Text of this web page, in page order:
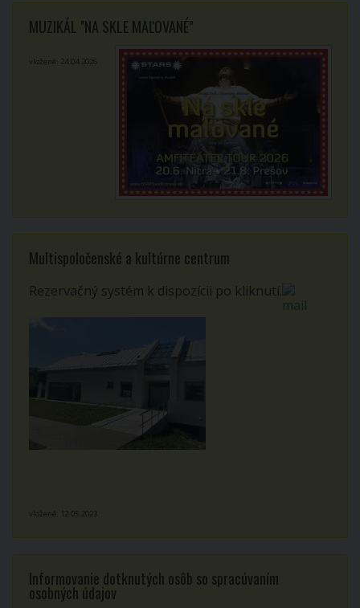
MUZIKÁL "NA SKLE MAĽOVANÉ"
vložené: 24.04.2026
Multispoločenské a kultúrne centrum
Rezervačný systém k dispozícii po kliknutí.
vložené: 12.05.2023
Informovanie dotknutých osôb so spracúvaním
osobných údajov